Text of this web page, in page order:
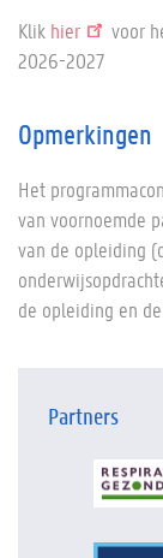
Klik hier
voor
2026-2027
Opmerkingen
Het
van voornoemde
van de opleiding
de opleiding en
Partners